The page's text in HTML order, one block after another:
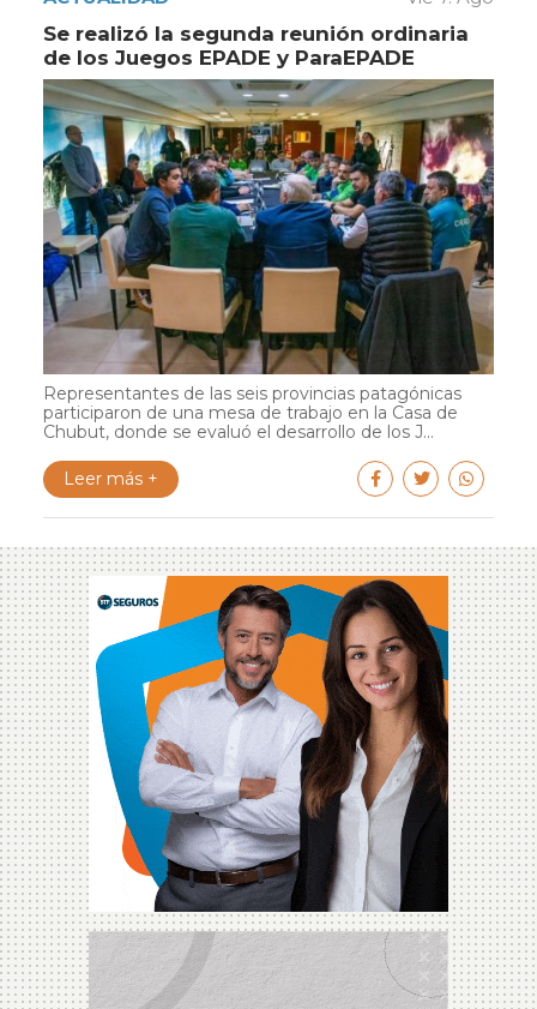
Se realizó la segunda reunión ordinaria
de los Juegos EPADE y ParaEPADE
Representantes de las seis provincias patagónicas
participaron de una mesa de trabajo en la Casa de
Chubut, donde se evaluó el desarrollo de los J...
Leer más +